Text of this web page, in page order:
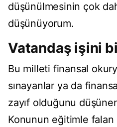
düşünülmesinin çok
düşünüyorum.
Vatandaş işini
Bu milleti finansal
sınayanlar ya da
zayıf olduğunu
Konunun eğitimle